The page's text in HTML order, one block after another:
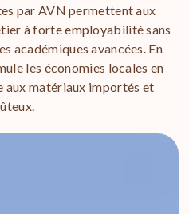
par AVN permettent aux
à forte employabilité sans
académiques avancées. En
les économies locales en
aux matériaux importés et